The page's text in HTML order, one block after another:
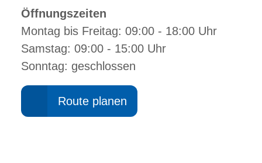
Öffnungszeiten
Montag bis Freitag: 09:00 - 18:00 Uhr
Samstag: 09:00 - 15:00 Uhr
Sonntag: geschlossen
Route planen